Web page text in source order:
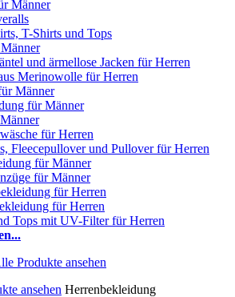
Männer
T-Shirts und Tops
und ärmellose Jacken für Herren
Merinowolle für Herren
Männer
für Männer
für Herren
Fleecepullover und Pullover für Herren
für Männer
für Männer
für Herren
für Herren
Tops mit UV-Filter für Herren
ansehen Herrenbekleidung